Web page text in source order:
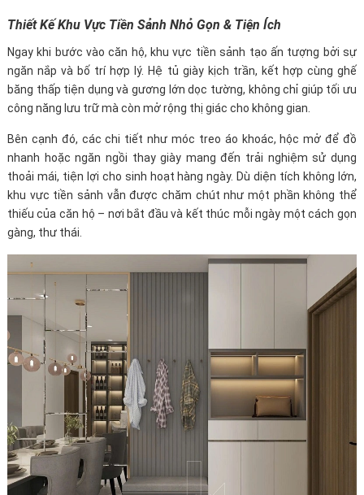
Thiết Kế Khu Vực Tiền Sảnh Nhỏ Gọn & Tiện Ích
Ngay khi bước vào căn hộ, khu vực tiền sảnh tạo ấn tượng bởi sự
ngăn nắp và bố trí hợp lý. Hệ tủ giày kịch trần, kết hợp cùng ghế
băng thấp tiện dụng và gương lớn dọc tường, không chỉ giúp tối ưu
công năng lưu trữ mà còn mở rộng thị giác cho không gian.
Bên cạnh đó, các chi tiết như móc treo áo khoác, hộc mở để đồ
nhanh hoặc ngăn ngồi thay giày mang đến trải nghiệm sử dụng
thoải mái, tiện lợi cho sinh hoạt hàng ngày. Dù diện tích không lớn,
khu vực tiền sảnh vẫn được chăm chút như một phần không thể
thiếu của căn hộ – nơi bắt đầu và kết thúc mỗi ngày một cách gọn
gàng, thư thái.